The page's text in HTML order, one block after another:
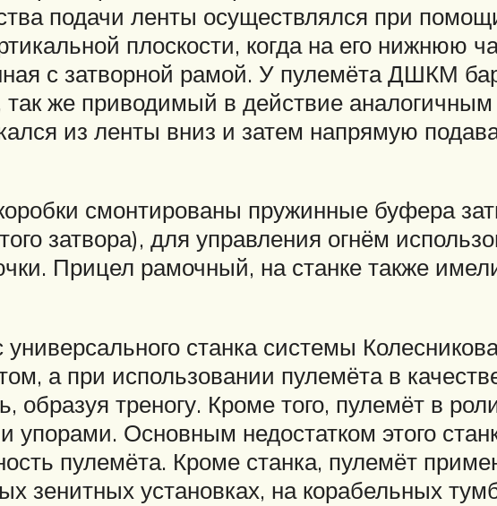
подачи ленты осуществлялся при
плоскости, когда на его нижнюю
с затворной рамой. У пулемёта ДШКМ
же приводимый в действие
из ленты вниз и затем напрямую
смонтированы пружинные буфера
затвора), для управления огнём
Прицел рамочный, на станке также
станка системы
а при использовании пулемёта в
образуя треногу. Кроме того, пулемёт в
Основным недостатком этого
пулемёта. Кроме станка, пулемёт
зенитных установках, на корабельных